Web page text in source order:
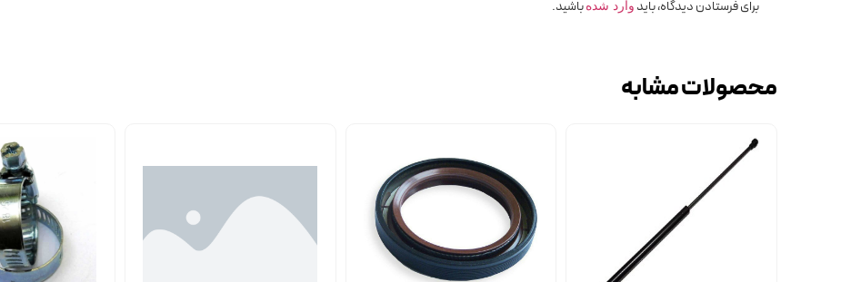
برای فرستادن دیدگاه، باید وارد شده باشید.
محصولات مشابه